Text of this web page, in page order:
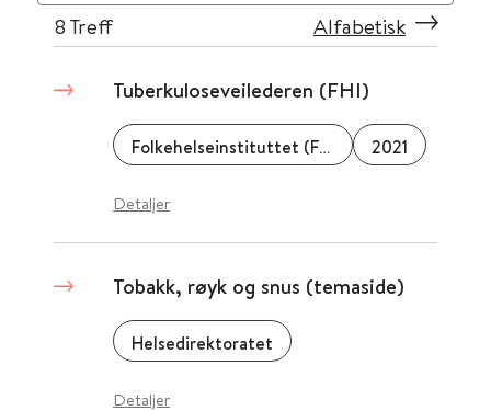
8 Treff Alfabetisk
Tuberkuloseveilederen (FHI)
Folkehelseinstituttet (FHI) 2021
Detaljer
Tobakk, røyk og snus (temaside)
Helsedirektoratet
Detaljer